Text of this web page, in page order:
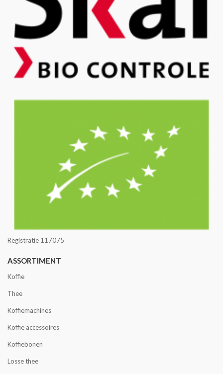
Registratie 117075
ASSORTIMENT
Koffie
Thee
Koffiemachines
Koffie accessoires
Koffiebonen
Losse thee